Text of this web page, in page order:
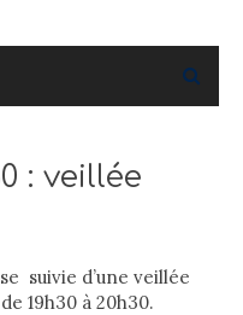
: veillée
suivie d’une veillée
19h30 à 20h30.